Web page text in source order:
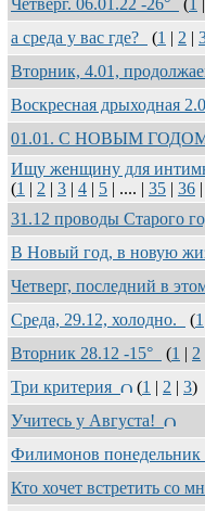
Четверг. 06.01.22 -26°
(1 |
а среда у вас где?
(1 | 2 |
Вторник, 4.01,
Воскресная дрыходная
01.01. С НОВЫМ
Ищу женщину для
(1 | 2 | 3 | 4 | 5 | .... | 35 | 36 |
31.12 проводы Старого
В Новый год, в новую
Четверг, последний в
Среда, 29.12, холодно.
(1
Вторник 28.12 -15°
(1 | 2
Три критерия
(1 | 2 | 3)
Учитесь у Августа!
Филимонов понедельник
Кто хочет встретить со